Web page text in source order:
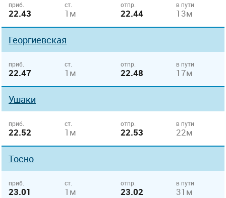
приб.
22.43
ст.
1м
отпр.
22.44
в пути
13м
Георгиевская
приб.
22.47
ст.
1м
отпр.
22.48
в пути
17м
Ушаки
приб.
22.52
ст.
1м
отпр.
22.53
в пути
22м
Тосно
приб.
23.01
ст.
1м
отпр.
23.02
в пути
31м